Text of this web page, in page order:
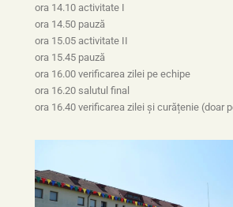
ora 14.10 activitate I
ora 14.50 pauză
ora 15.05 activitate II
ora 15.45 pauză
ora 16.00 verificarea zilei pe echipe
ora 16.20 salutul final
ora 16.40 verificarea zilei și curățenie (doar